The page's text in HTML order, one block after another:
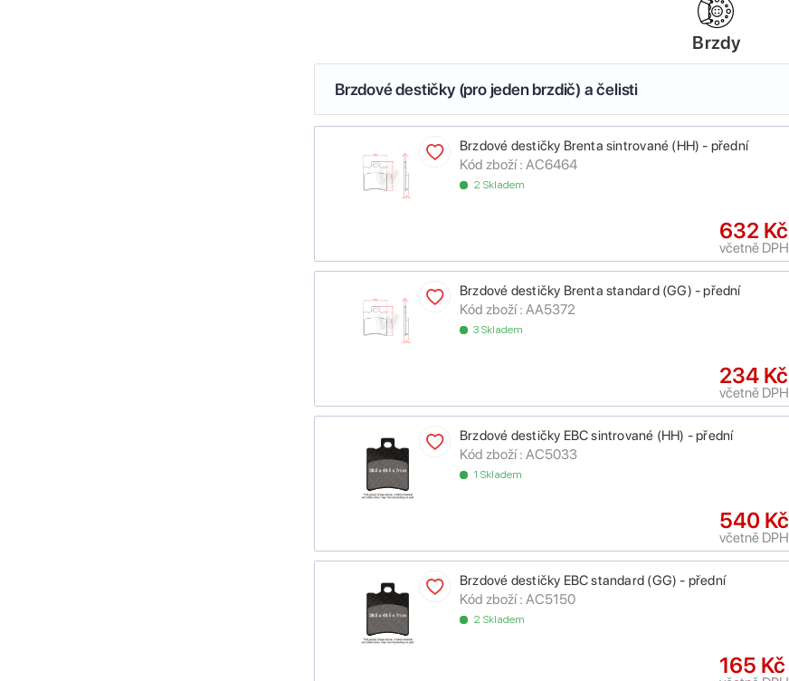
Brzdy
Brzdové destičky (pro jeden brzdič) a čelisti
Brzdové destičky Brenta sintrované (HH) - přední
Kód zboží : AC6464
2 Skladem
632 Kč
včetně DPH
Brzdové destičky Brenta standard (GG) - přední
Kód zboží : AA5372
3 Skladem
234 Kč
včetně DPH
Brzdové destičky EBC sintrované (HH) - přední
Kód zboží : AC5033
1 Skladem
540 Kč
včetně DPH
Brzdové destičky EBC standard (GG) - přední
Kód zboží : AC5150
2 Skladem
165 Kč